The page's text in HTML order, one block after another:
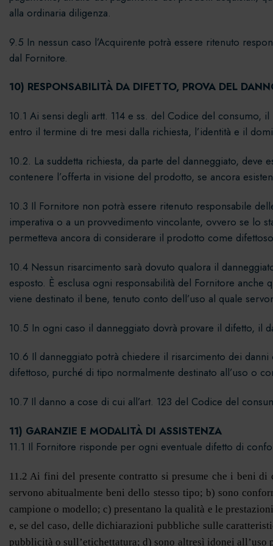
alla ordinaria diligenza.
9.5 In nessun caso l’Acquirente potrà essere ritenuto
dal Fornitore.
10) RESPONSABILITÀ DA DIFETTO, PROVA DEL
10.1 Ai sensi degli artt. 114 e ss. del Codice del consumo,
entro il termine di tre mesi dalla richiesta, l’identità e il
10.2. La suddetta richiesta, da parte del danneggiato,
contenere l’offerta in visione del prodotto, se ancora
10.3 Il Fornitore non potrà essere ritenuto responsabile
imperativa o a un provvedimento vincolante, ovvero se lo
permetteva ancora di considerare il prodotto come
10.4 Nessun risarcimento sarà dovuto qualora il
esposto. È esclusa ogni responsabilità del Fornitore
viene destinato il bene, tenuto conto dell’uso al quale
10.5 In ogni caso il danneggiato dovrà provare il difetto, il
10.6 Il danneggiato potrà chiedere il risarcimento dei
difettoso, purché di tipo normalmente destinato all’uso o
10.7 Il danno a cose di cui all’art. 123 del Codice del
11) GARANZIE E MODALITÀ DI ASSISTENZA
11.1 Il Fornitore risponde per ogni eventuale difetto di
11.2 Ai fini del presente contratto si presume che i beni
servono abitualmente beni dello stesso tipo; b) sono
campione o modello; c) presentano la qualità e le
e, se del caso, delle dichiarazioni pubbliche sulle
pubblicità o sull’etichettatura; d) sono altresì idonei all’uso